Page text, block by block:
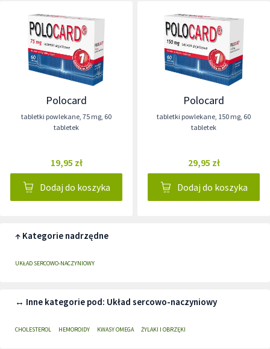
Polocard
tabletki powlekane, 75 mg, 60
tabletek
19,95 zł
Dodaj do koszyka
Polocard
tabletki powlekane, 150 mg, 60
tabletek
29,95 zł
Dodaj do koszyka
↑ Kategorie nadrzędne
UKŁAD SERCOWO-NACZYNIOWY
↔ Inne kategorie pod: Układ sercowo-naczyniowy
CHOLESTEROL HEMOROIDY KWASY OMEGA ŻYLAKI I OBRZĘKI